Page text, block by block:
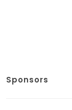
Sponsors